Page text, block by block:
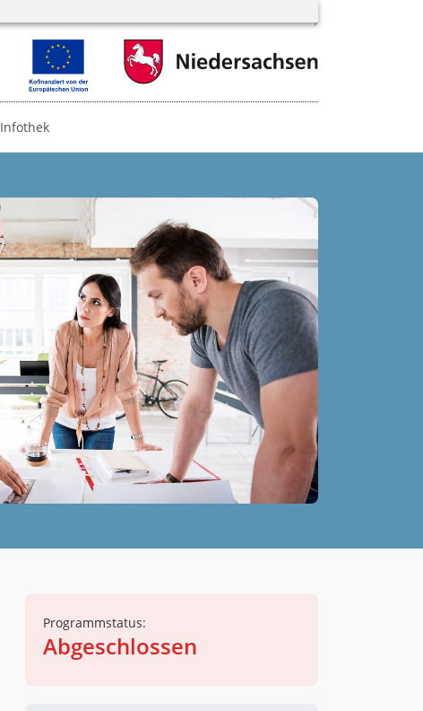
Infothek
Programmstatus:
Abgeschlossen